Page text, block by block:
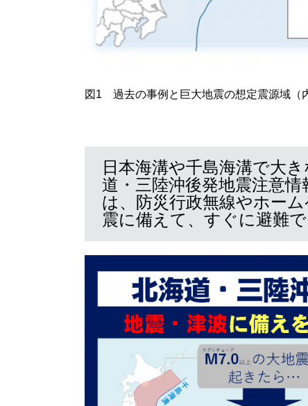
図1 過去の事例と巨大地震の想定震源域（
日本海溝や千島海溝で大
道・三陸沖後発地震注意
は、防災行政無線やホー
震に備えて、すぐに避難